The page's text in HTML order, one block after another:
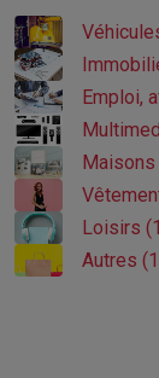
Emploi,
Loisirs
Autres